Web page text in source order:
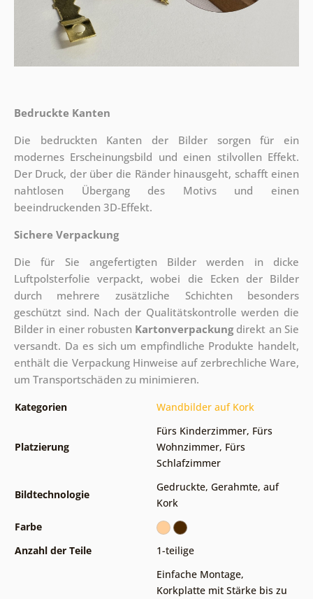
Bedruckte Kanten
Die bedruckten Kanten der Bilder sorgen für ein
modernes Erscheinungsbild und einen stilvollen Effekt.
Der Druck, der über die Ränder hinausgeht, schafft einen
nahtlosen Übergang des Motivs und einen
beeindruckenden 3D-Effekt.
Sichere Verpackung
Die für Sie angefertigten Bilder werden in dicke
Luftpolsterfolie verpackt, wobei die Ecken der Bilder
durch mehrere zusätzliche Schichten besonders
geschützt sind. Nach der Qualitätskontrolle werden die
Bilder in einer robusten Kartonverpackungdirekt an Sie
versandt. Da es sich um empfindliche Produkte handelt,
enthält die Verpackung Hinweise auf zerbrechliche Ware,
um Transportschäden zu minimieren.
Kategorien Wandbilder auf Kork
Platzierung
Fürs Kinderzimmer, Fürs
Wohnzimmer, Fürs
Schlafzimmer
Bildtechnologie
Gedruckte, Gerahmte, auf
Kork
Farbe
Anzahl der Teile
1-teilige
Einfache Montage,
Korkplatte mit Stärke bis zu